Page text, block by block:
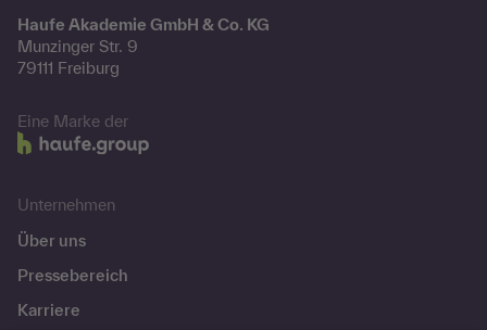
Haufe Akademie GmbH & Co. KG
Munzinger Str. 9
79111 Freiburg
Eine Marke der
Unternehmen
Über uns
Pressebereich
Karriere